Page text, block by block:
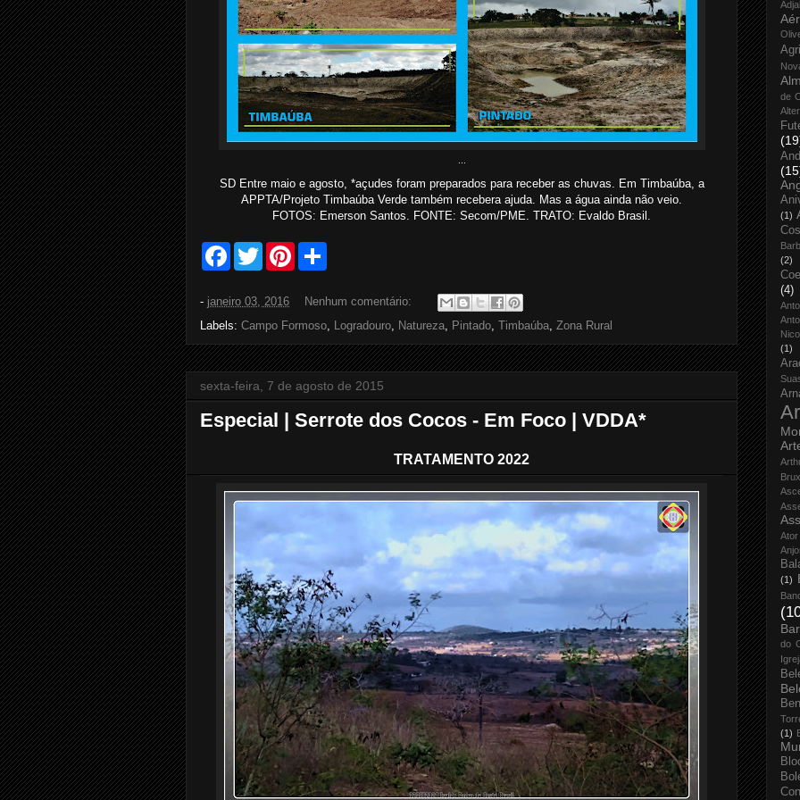
SD Entre maio e agosto, *açudes foram preparados para receber as chuvas. Em Timbaúba, a
APPTA/Projeto Timbaúba Verde também recebera ajuda. Mas a água ainda não veio.
FOTOS: Emerson Santos. FONTE: Secom/PME. TRATO: Evaldo Brasil.
F
b
o
k
T
w
t
e
P
r
s
t
e
- janeiro 03, 2016
Nenhum comentário:
Labels: Campo Formoso, Logradouro, Natureza, Pintado, Timbaúba, Zona Rural
sexta-feira, 7 de agosto de 2015
Especial | Serrote dos Cocos - Em Foco | VDDA*
TRATAMENTO 2022
de
(1)
(2)
(4)
(1)
Ator
(1)
do
(1)